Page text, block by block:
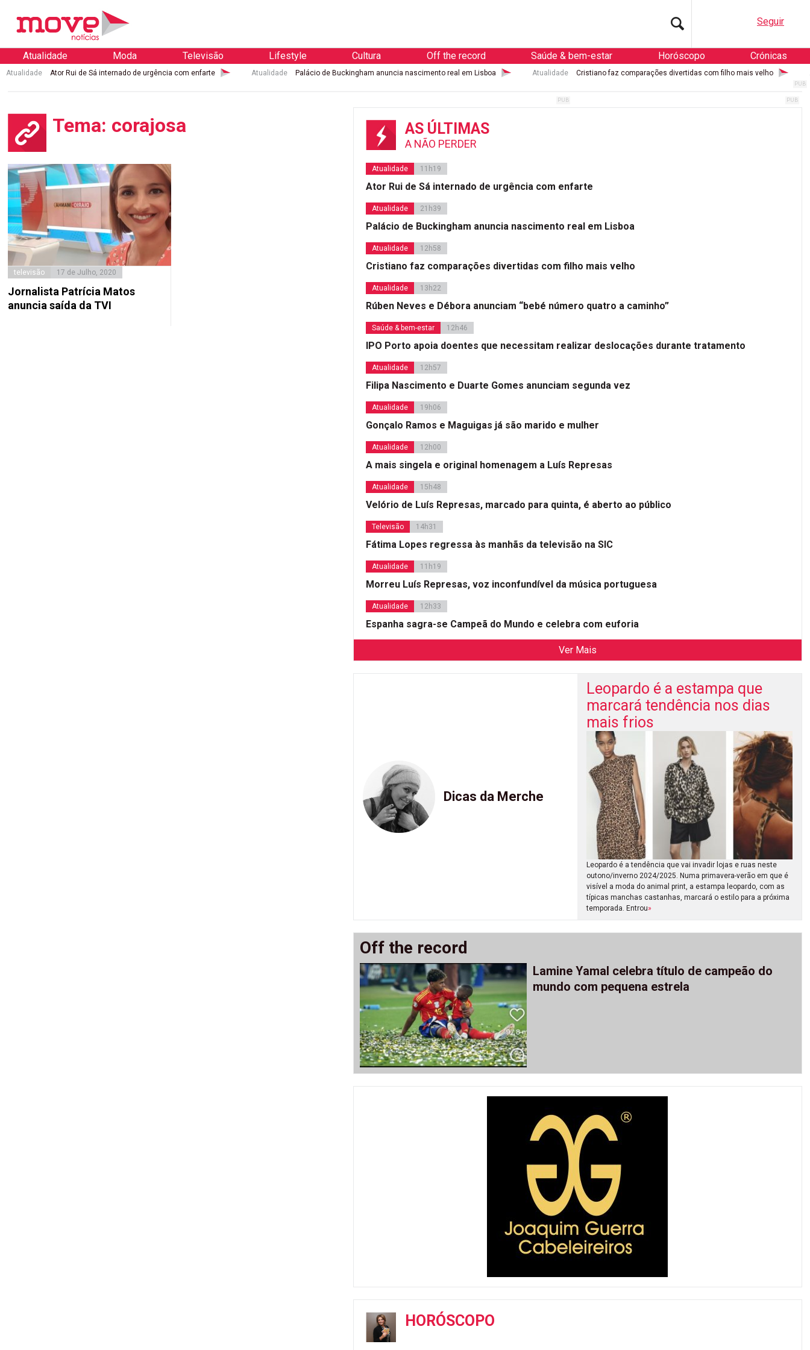
Seguir
Atualidade Moda Televisão Lifestyle Cultura Off the record Saúde & bem-estar Horóscopo Crónicas
Atualidade Ator Rui de Sá internado de urgência com enfarte Atualidade Palácio de Buckingham anuncia nascimento real em Lisboa Atualidade Cristiano faz comparações divertidas com filho mais velho
Tema: corajosa
televisão 17 de Julho, 2020
Jornalista Patrícia Matos
anuncia saída da TVI
AS ÚLTIMAS
A NÃO PERDER
Atualidade 11h19
Ator Rui de Sá internado de urgência com enfarte
Atualidade 21h39
Palácio de Buckingham anuncia nascimento real em Lisboa
Atualidade 12h58
Cristiano faz comparações divertidas com filho mais velho
Atualidade 13h22
Rúben Neves e Débora anunciam “bebé número quatro a caminho”
Saúde & bem-estar 12h46
IPO Porto apoia doentes que necessitam realizar deslocações durante tratamento
Atualidade 12h57
Filipa Nascimento e Duarte Gomes anunciam segunda vez
Atualidade 19h06
Gonçalo Ramos e Maguigas já são marido e mulher
Atualidade 12h00
A mais singela e original homenagem a Luís Represas
Atualidade 15h48
Velório de Luís Represas, marcado para quinta, é aberto ao público
Televisão 14h31
Fátima Lopes regressa às manhãs da televisão na SIC
Atualidade 11h19
Morreu Luís Represas, voz inconfundível da música portuguesa
Atualidade 12h33
Espanha sagra-se Campeã do Mundo e celebra com euforia
Ver Mais
Dicas da Merche
Leopardo é a estampa que
marcará tendência nos dias
mais frios
Leopardo é a tendência que vai invadir lojas e ruas neste
outono/inverno 2024/2025. Numa primavera-verão em que é
visível a moda do animal print, a estampa leopardo, com as
típicas manchas castanhas, marcará o estilo para a próxima
temporada. Entrou»
Off the record
Lamine Yamal celebra título de campeão do
mundo com pequena estrela
HORÓSCOPO